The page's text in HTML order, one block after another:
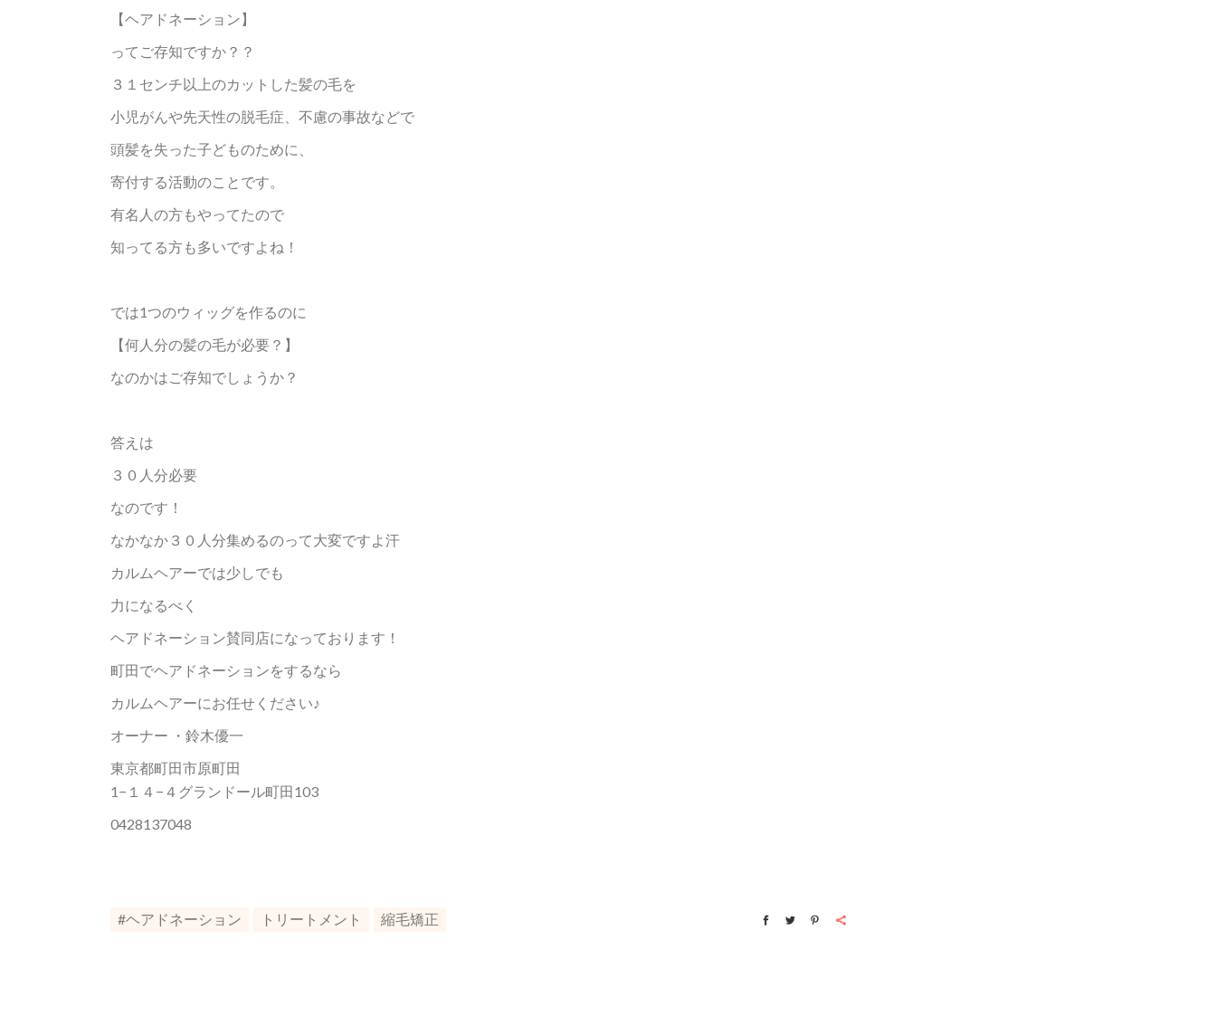
【ヘアドネーション】
ってご存知ですか？？
３１センチ以上のカットした髪の毛を
小児がんや先天性の脱毛症、不慮の事故などで
頭髪を失った子どものために、
寄付する活動のことです。
有名人の方もやってたので
知ってる方も多いですよね！
では1つのウィッグを作るのに
【何人分の髪の毛が必要？】
なのかはご存知でしょうか？
答えは
３０人分必要
なのです！
なかなか３０人分集めるのって大変ですよ汗
カルムヘアーでは少しでも
力になるべく
ヘアドネーション賛同店になっております！
町田でヘアドネーションをするなら
カルムヘアーにお任せください♪
オーナー ・鈴木優一
東京都町田市原町田
1−１４−４グランドール町田103
0428137048
#ヘアドネーション トリートメント 縮毛矯正